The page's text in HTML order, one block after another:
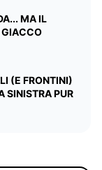
MA IL
GIACCO
(E FRONTINI)
SINISTRA PUR